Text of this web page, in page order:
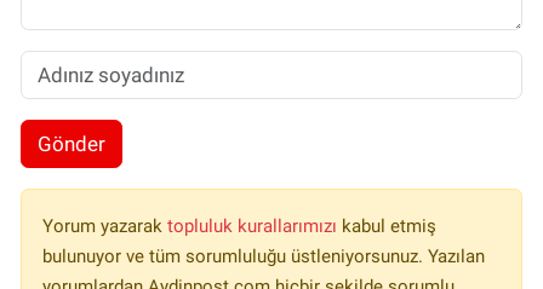
Gönder
Yorum yazarak topluluk kurallarımızı kabul etmiş
bulunuyor ve tüm sorumluluğu üstleniyorsunuz. Yazılan